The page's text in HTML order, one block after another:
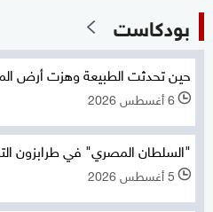
بودكاست
حين تحدثت الطبيعة وهزت أرض
l 6 أغسطس 2026
"السلطان المصري" في طرابزون
l 5 أغسطس 2026